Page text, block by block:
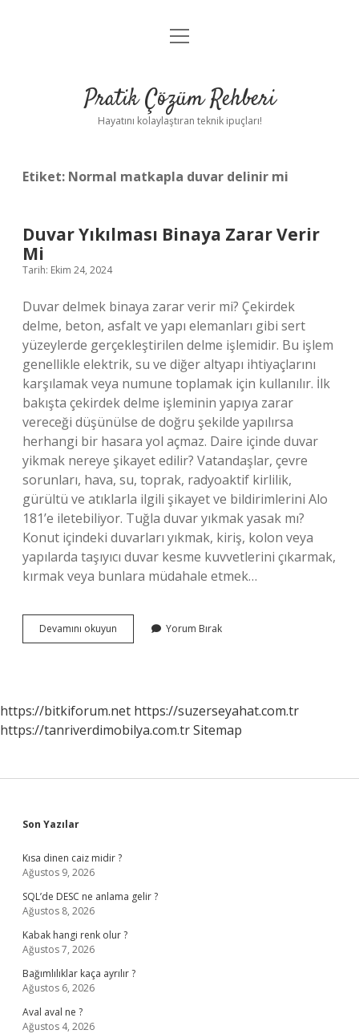
Anasayfa
Yasal Uyarı
menüyü
Pratik Çözüm Rehberi
Hayatını kolaylaştıran teknik ipuçları!
Etiket: Normal matkapla duvar delinir mi
Duvar Yıkılması Binaya Zarar Verir
Mi
Tarih: Ekim 24, 2024
Duvar delmek binaya zarar verir mi? Çekirdek
delme, beton, asfalt ve yapı elemanları gibi sert
yüzeylerde gerçekleştirilen delme işlemidir. Bu işlem
genellikle elektrik, su ve diğer altyapı ihtiyaçlarını
karşılamak veya numune toplamak için kullanılır. İlk
bakışta çekirdek delme işleminin yapıya zarar
vereceği düşünülse de doğru şekilde yapılırsa
herhangi bir hasara yol açmaz. Daire içinde duvar
yikmak nereye şikayet edilir? Vatandaşlar, çevre
sorunları, hava, su, toprak, radyoaktif kirlilik,
gürültü ve atıklarla ilgili şikayet ve bildirimlerini Alo
181’e iletebiliyor. Tuğla duvar yıkmak yasak mı?
Konut içindeki duvarları yıkmak, kiriş, kolon veya
yapılarda taşıyıcı duvar kesme kuvvetlerini çıkarmak,
kırmak veya bunlara müdahale etmek…
Devamını okuyun
Yıkılması
Yorum Bırak
https://bitkiforum.net https://suzerseyahat.com.tr
https://tanriverdimobilya.com.trSitemap
Sidebar
Son Yazılar
Kısa dinen caiz midir ?
Ağustos 9, 2026
SQL’de DESC ne anlama gelir ?
Ağustos 8, 2026
Kabak hangi renk olur ?
Ağustos 7, 2026
Bağımlılıklar kaça ayrılır ?
Ağustos 6, 2026
Aval aval ne ?
Ağustos 4, 2026